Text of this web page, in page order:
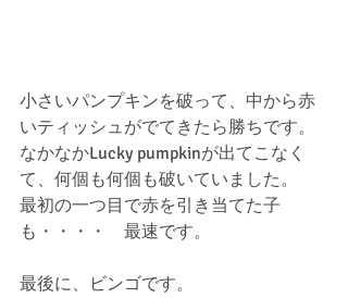
小さいパンプキンを破って、中から赤
いティッシュがでてきたら勝ちです。
なかなかLucky pumpkinが出てこなく
て、何個も何個も破いていました。
最初の一つ目で赤を引き当てた子
も・・・・　最速です。
最後に、ビンゴです。